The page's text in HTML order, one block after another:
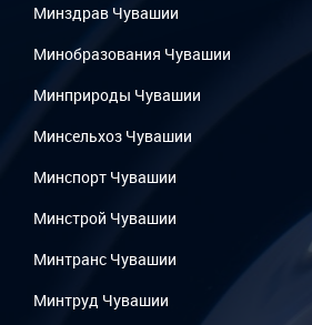
Минздрав Чувашии
Минобразования Чувашии
Минприроды Чувашии
Минсельхоз Чувашии
Минспорт Чувашии
Минстрой Чувашии
Минтранс Чувашии
Минтруд Чувашии